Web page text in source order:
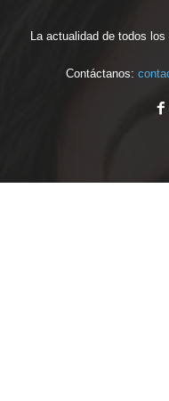
La actualidad de todos
Contáctanos: